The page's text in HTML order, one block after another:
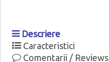
Descriere
Caracteristici
Comentarii / Reviews